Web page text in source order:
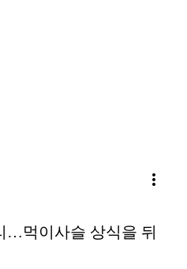
more_vert
…먹이사슬 상식을 뒤